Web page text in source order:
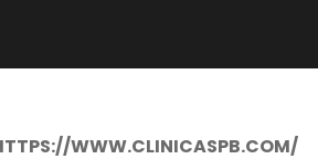
WWW.CLINICASPB.COM/